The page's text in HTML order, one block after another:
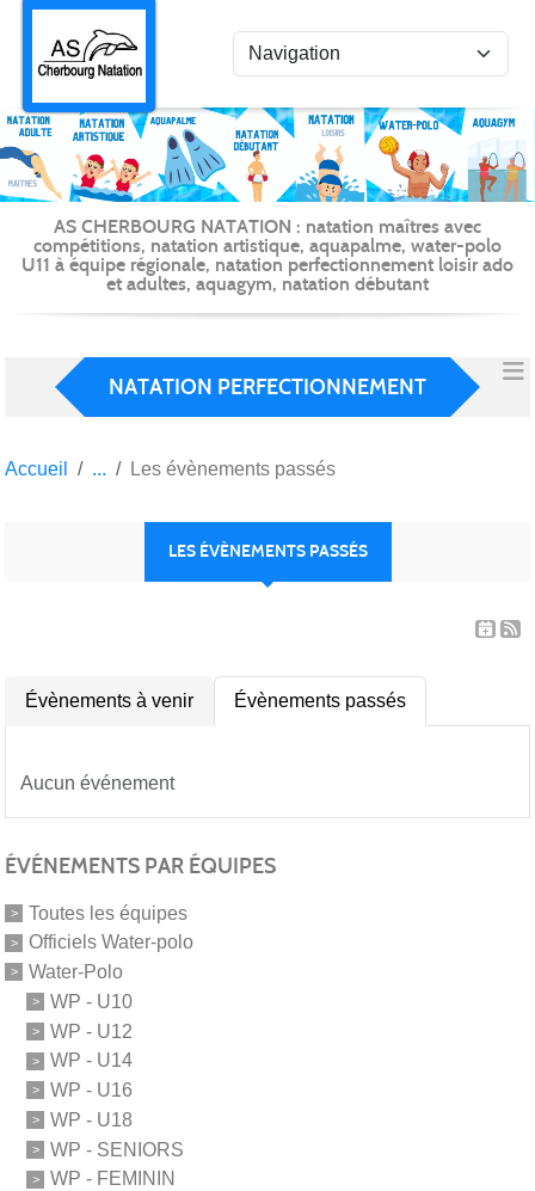
AS CHERBOURG NATATION : natation maîtres avec
compétitions, natation artistique, aquapalme, water-polo
U11 à équipe régionale, natation perfectionnement loisir ado
et adultes, aquagym, natation débutant
NATATION PERFECTIONNEMENT
Accueil Les évènements passés
LES ÉVÈNEMENTS PASSÉS
Évènements à venir Évènements passés
Aucun événement
ÉVÉNEMENTS PAR ÉQUIPES
Toutes les équipes
Officiels Water-polo
Water-Polo
WP - U10
WP - U12
WP - U14
WP - U16
WP - U18
WP - SENIORS
WP - FEMININ
Panneau de gestion des cookies